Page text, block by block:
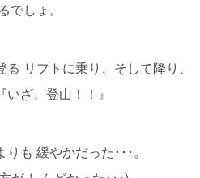
でしょ。
る リフトに乗り、そして降り、
いざ、登山！！』
りも 緩やかだった･･･。